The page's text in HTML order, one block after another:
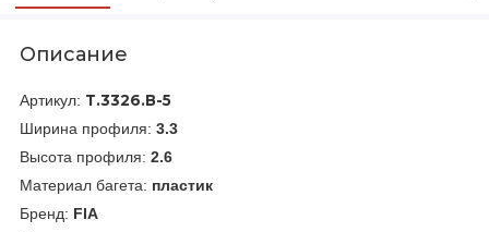
Описание
Артикул: Т.3326.В-5
Ширина профиля: 3.3
Высота профиля: 2.6
Материал багета: пластик
Бренд: FIA